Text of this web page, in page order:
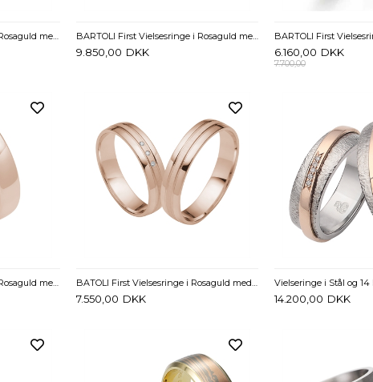
9.850,00 DKK 6.160,00 DKK
7.700,00
BARTOLI First vielsesringe i Rosaguld med Diamanter 0,052 ct. - 3,5 mm BATOLI First Vielsesringe i Rosaguld med Diamanter 0,02 ct. - 4,5 mm
7.550,00 DKK 14.200,00 DKK